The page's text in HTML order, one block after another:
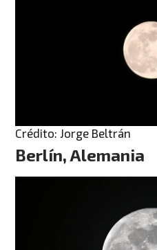
Crédito: Jorge Beltrán
Berlín, Alemania